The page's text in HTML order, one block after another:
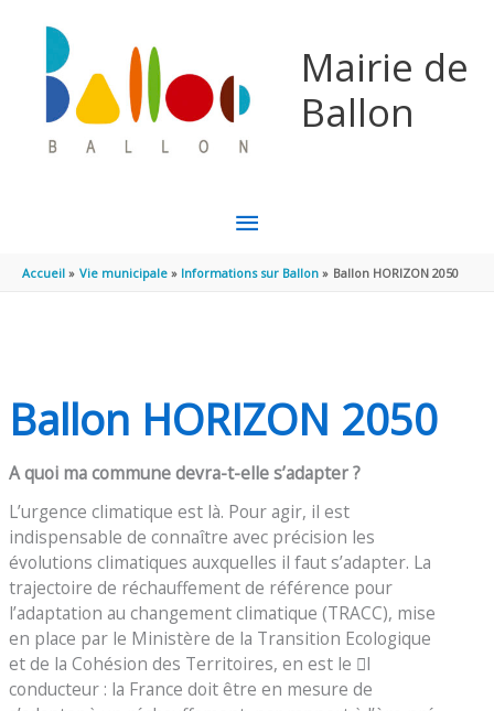
Mairie de
Ballon
MENU
PRINCIPAL
Accueil Vie municipale Informations sur Ballon Ballon HORIZON 2050
Ballon HORIZON 2050
A quoi ma commune devra-t-elle s’adapter ?
L’urgence climatique est là. Pour agir, il est
indispensable de connaître avec précision les
évolutions climatiques auxquelles il faut s’adapter. La
trajectoire de réchauffement de référence pour
l’adaptation au changement climatique (TRACC), mise
en place par le Ministère de la Transition Ecologique
et de la Cohésion des Territoires, en est le 􀀂l
conducteur : la France doit être en mesure de